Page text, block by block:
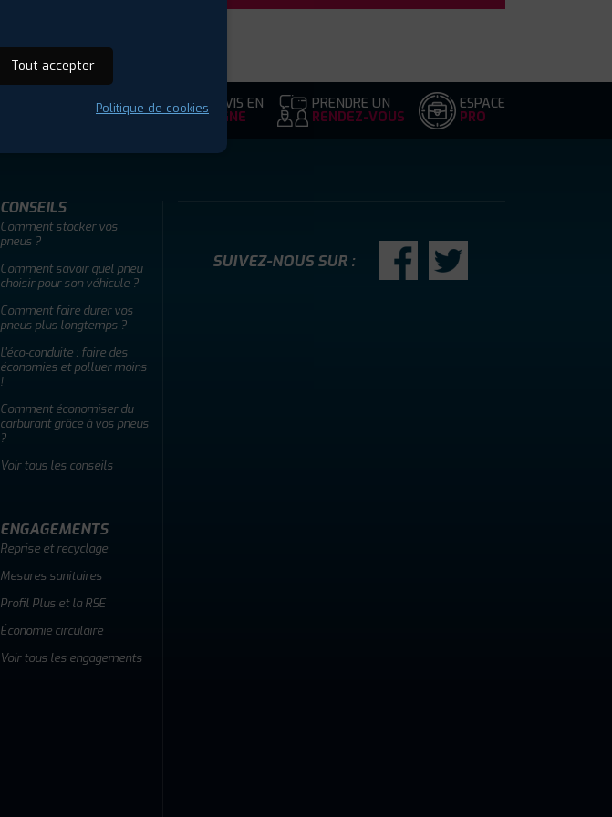
DEVIS EN
LIGNE
PRENDRE UN
RENDEZ-VOUS
ESPACE
PRO
CONSEILS
Comment stocker vos
pneus ?
Comment savoir quel pneu
choisir pour son véhicule ?
Comment faire durer vos
pneus plus longtemps ?
L'éco-conduite : faire des
économies et polluer moins
!
Comment économiser du
carburant grâce à vos pneus
?
Voir tous les conseils
ENGAGEMENTS
Reprise et recyclage
Mesures sanitaires
Profil Plus et la RSE
Économie circulaire
Voir tous les engagements
SUIVEZ-NOUS SUR :
Tout accepter
Politique de cookies